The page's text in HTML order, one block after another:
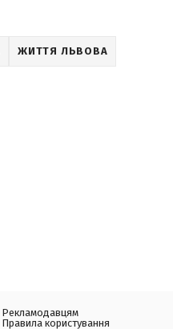
ЖИТТЯ ЛЬВОВА
Рекламодавцям
Правила користування